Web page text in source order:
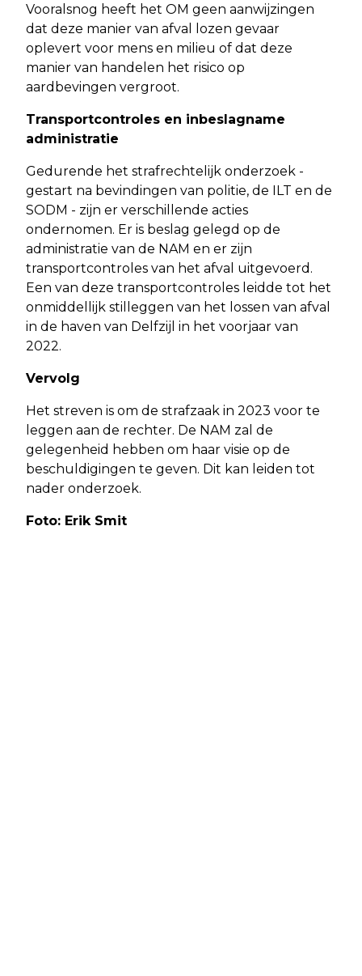
Vooralsnog heeft het OM geen aanwijzingen
dat deze manier van afval lozen gevaar
oplevert voor mens en milieu of dat deze
manier van handelen het risico op
aardbevingen vergroot.
Transportcontroles en inbeslagname
administratie
Gedurende het strafrechtelijk onderzoek -
gestart na bevindingen van politie, de ILT en de
SODM - zijn er verschillende acties
ondernomen. Er is beslag gelegd op de
administratie van de NAM en er zijn
transportcontroles van het afval uitgevoerd.
Een van deze transportcontroles leidde tot het
onmiddellijk stilleggen van het lossen van afval
in de haven van Delfzijl in het voorjaar van
2022.
Vervolg
Het streven is om de strafzaak in 2023 voor te
leggen aan de rechter. De NAM zal de
gelegenheid hebben om haar visie op de
beschuldigingen te geven. Dit kan leiden tot
nader onderzoek.
Foto: Erik Smit